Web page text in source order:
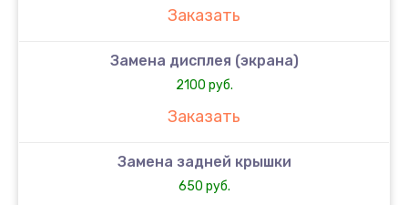
Заказать
Замена дисплея (экрана)
2100 руб.
Заказать
Замена задней крышки
650 руб.